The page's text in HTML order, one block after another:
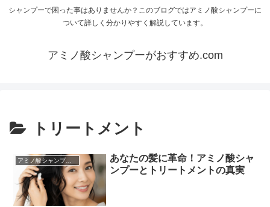
シャンプーで困った事はありませんか？このブログではアミノ酸シャンプーに
ついて詳しく分かりやすく解説しています。
アミノ酸シャンプーがおすすめ.com
トリートメント
アミノ酸シャンプーについて
あなたの髪に革命！アミノ酸シャ
ンプーとトリートメントの真実